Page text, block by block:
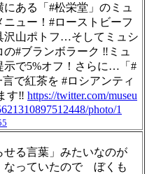
にある「#松栄堂」のミュ
ニュー！#ローストビーフ
沢山ポトフ…そしてミュシ
の#ブランボラーク ‼︎ミュ
示で5%オフ！さらに…「#
で紅茶を #ロシアンティ
す‼︎ https://twitter.com/museu
photo/1
せる言葉」みたいなのが
っていたので ぼくも